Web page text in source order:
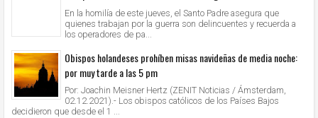
En la homilía de este jueves, el Santo Padre asegura que
quienes trabajan por la guerra son delincuentes y recuerda a
los operadores de pa...
Obispos holandeses prohíben misas navideñas de media noche:
por muy tarde a las 5 pm
Por: Joachin Meisner Hertz (ZENIT Noticias / Ámsterdam,
02.12.2021).- Los obispos católicos de los Países Bajos
decidieron que desde el 1 ...